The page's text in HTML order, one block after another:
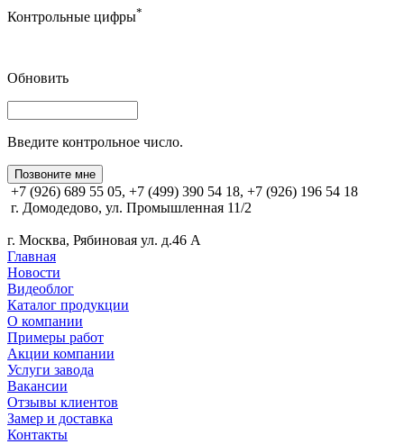
Контрольные цифры*
Обновить
Введите контрольное число.
Позвоните мне
+7 (926) 689 55 05, +7 (499) 390 54 18, +7 (926) 196 54 18
г. Домодедово, ул. Промышленная 11/2
г. Москва, Рябиновая ул. д.46 А
Главная
Новости
Видеоблог
Каталог продукции
О компании
Примеры работ
Акции компании
Услуги завода
Вакансии
Отзывы клиентов
Замер и доставка
Контакты